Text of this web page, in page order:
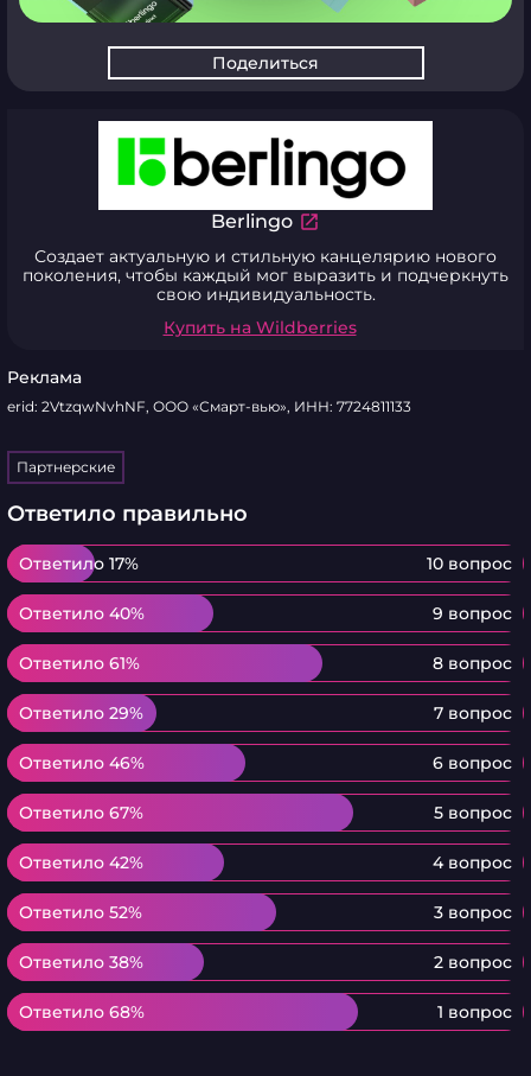
Поделиться
Berlingo
Создает актуальную и стильную канцелярию нового
поколения, чтобы каждый мог выразить и подчеркнуть
свою индивидуальность.
Купить на Wildberries
Реклама
erid: 2VtzqwNvhNF, ООО «Смарт-вью», ИНН: 7724811133
Партнерские
Ответило правильно
Ответило 17% 10 вопрос
Ответило 17%
Ответило 40% 9 вопрос
Ответило 40%
Ответило 61% 8 вопрос
Ответило 61%
Ответило 29% 7 вопрос
Ответило 29%
Ответило 46% 6 вопрос
Ответило 46%
Ответило 67% 5 вопрос
Ответило 67%
Ответило 42% 4 вопрос
Ответило 42%
Ответило 52% 3 вопрос
Ответило 52%
Ответило 38% 2 вопрос
Ответило 38%
Ответило 68% 1 вопрос
Ответило 68%